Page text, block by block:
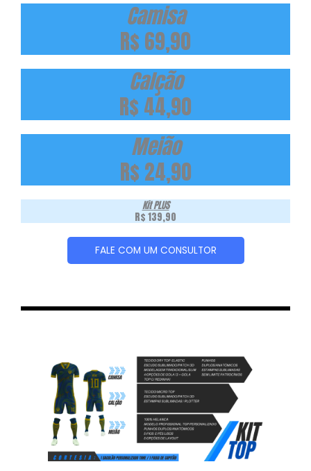
Camisa
R$ 69,90
Calção
R$ 44,90
Meião
R$ 24,90
KitPLUS
R$ 139,90
FALE COM UM CONSULTOR